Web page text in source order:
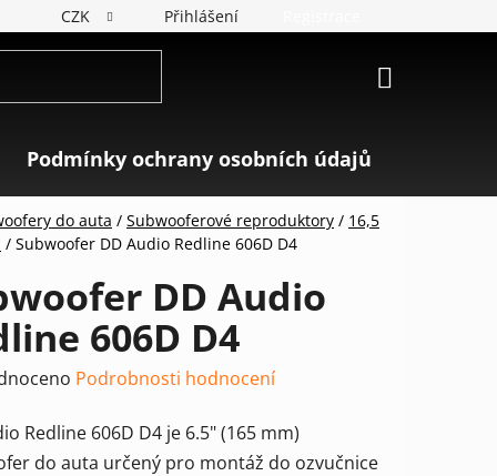
CZK Přihlášení
Podmínky ochrany osobních údajů
do auta / Subwooferové reproduktory / 16,5
/ Subwoofer DD Audio Redline 606D D4
DD Audio
606D D4
Podrobnosti hodnocení
Redline 606D D4 je 6.5" (165 mm)
do auta určený pro montáž do ozvučnice